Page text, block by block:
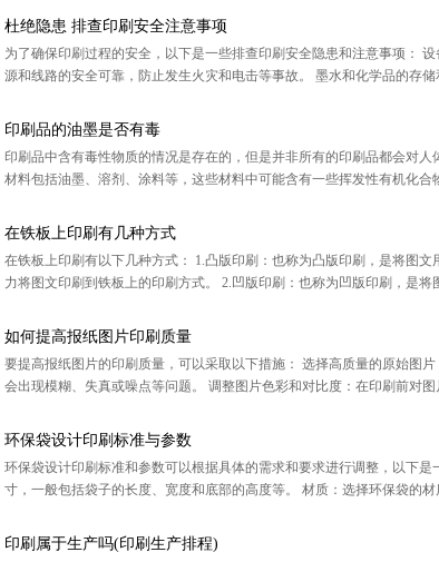
杜绝隐患 排查印刷安全注意事项
为了确保印刷过程的安全，以下是一些排查印刷安全隐患和注意事项：
源和线路的安全可靠，防止发生火灾和电击等事故。 墨水和化学品的存储
印刷品的油墨是否有毒
印刷品中含有毒性物质的情况是存在的，但是并非所有的印刷品都会对
材料包括油墨、溶剂、涂料等，这些材料中可能含有一些挥发性有机化合
在铁板上印刷有几种方式
在铁板上印刷有以下几种方式： 1.凸版印刷：也称为凸版印刷，是将图
力将图文印刷到铁板上的印刷方式。 2.凹版印刷：也称为凹版印刷，是将
如何提高报纸图片印刷质量
要提高报纸图片的印刷质量，可以采取以下措施： 选择高质量的原始图
会出现模糊、失真或噪点等问题。 调整图片色彩和对比度：在印刷前对图
环保袋设计印刷标准与参数
环保袋设计印刷标准和参数可以根据具体的需求和要求进行调整，以下
寸，一般包括袋子的长度、宽度和底部的高度等。 材质：选择环保袋的材
印刷属于生产吗(印刷生产排程)